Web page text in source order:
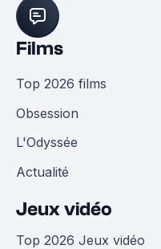
Films
Top 2026 films
Obsession
L'Odyssée
Actualité
Jeux vidéo
Top 2026 Jeux vidéo